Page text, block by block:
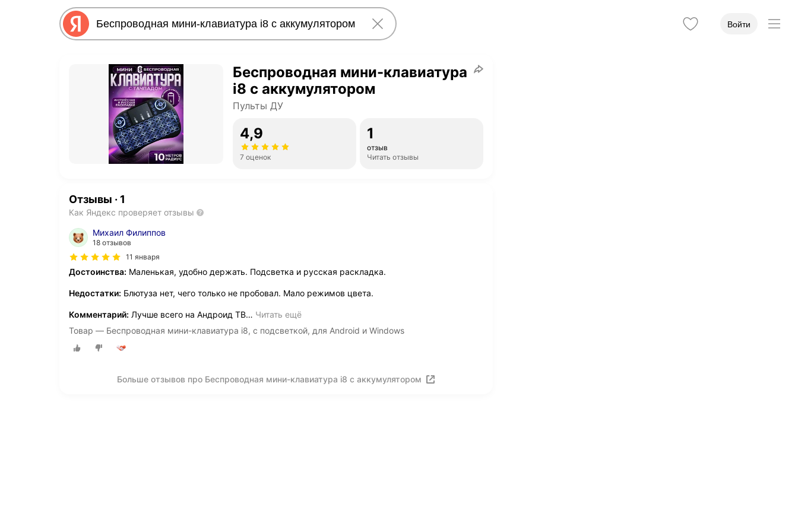
Войти
Беспроводная мини-клавиатура
i8 с аккумулятором
Пульты ДУ
4,9
7 оценок
1
отзыв
Читать отзывы
Отзывы · 1
Как Яндекс проверяет отзывы
Михаил Филиппов
18 отзывов
11 января
Достоинства: Маленькая, удобно держать. Подсветка и русская раскладка.
Недостатки: Блютуза нет, чего только не пробовал. Мало режимов цвета.
Комментарий: Лучше всего на Андроид ТВ… Читать ещё
Товар — Беспроводная мини-клавиатура i8, с подсветкой, для Android и Windows
Больше отзывов про Беспроводная мини-клавиатура i8 с аккумулятором